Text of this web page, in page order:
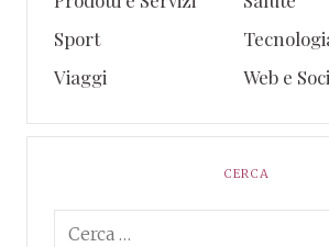
Sport
Viaggi
Web e
CERCA